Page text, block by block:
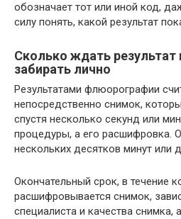
обозначает тот или иной код,
силу понять, какой результат
Сколько ждать результат
забирать лично
Результатами флюорографии
непосредственно снимок,
спустя несколько секунд или
процедуры, а его расшифровка.
нескольких десятков минут или
Окончательный срок, в течение
расшифровывается снимок,
специалиста и качества снимка,